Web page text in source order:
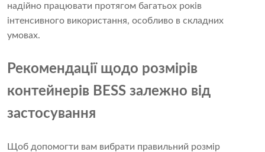
надійно працювати протягом багатьох років
інтенсивного використання, особливо в складних
умовах.
Рекомендації щодо розмірів
контейнерів BESS залежно від
застосування
Щоб допомогти вам вибрати правильний розмір